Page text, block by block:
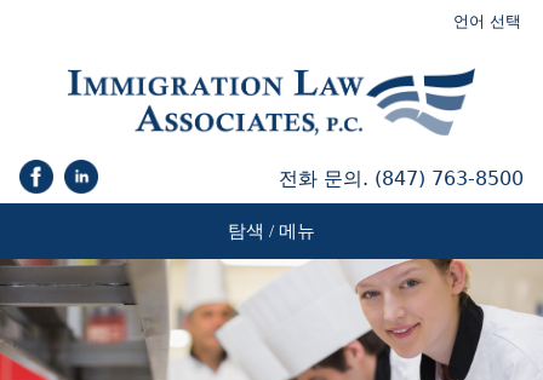
전화 문의. (847) 763-8500
언어 선택
탐색 / 메뉴